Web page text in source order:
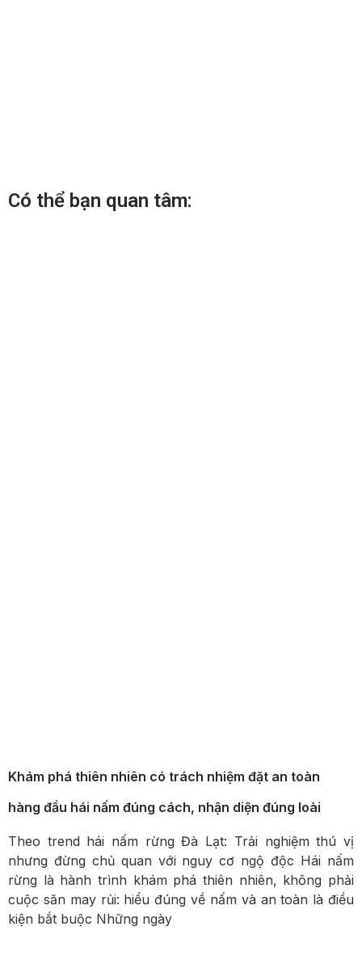
Có thể bạn quan tâm:
Khám phá thiên nhiên có trách nhiệm đặt an toàn
hàng đầu hái nấm đúng cách, nhận diện đúng loài
Theo trend hái nấm rừng Đà Lạt: Trải nghiệm thú vị
nhưng đừng chủ quan với nguy cơ ngộ độc Hái nấm
rừng là hành trình khám phá thiên nhiên, không phải
cuộc săn may rủi: hiểu đúng về nấm và an toàn là điều
kiện bắt buộc Những ngày